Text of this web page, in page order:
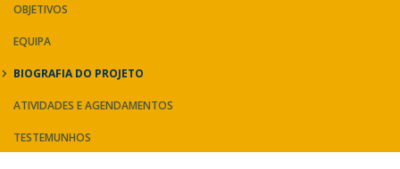
OBJETIVOS
EQUIPA
BIOGRAFIA DO PROJETO
ATIVIDADES E AGENDAMENTOS
TESTEMUNHOS